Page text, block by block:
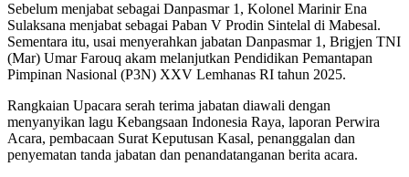
Sebelum menjabat sebagai Danpasmar 1, Kolonel Marinir Ena
Sulaksana menjabat sebagai Paban V Prodin Sintelal di Mabesal.
Sementara itu, usai menyerahkan jabatan Danpasmar 1, Brigjen TNI
(Mar) Umar Farouq akam melanjutkan Pendidikan Pemantapan
Pimpinan Nasional (P3N) XXV Lemhanas RI tahun 2025.
Rangkaian Upacara serah terima jabatan diawali dengan
menyanyikan lagu Kebangsaan Indonesia Raya, laporan Perwira
Acara, pembacaan Surat Keputusan Kasal, penanggalan dan
penyematan tanda jabatan dan penandatanganan berita acara.